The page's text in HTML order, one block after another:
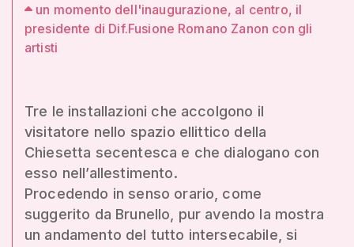
un momento dell'inaugurazione, al centro, il
presidente di Dif.Fusione Romano Zanon con gli
artisti
Tre le installazioni che accolgono il
visitatore nello spazio ellittico della
Chiesetta secentesca e che dialogano con
esso nell’allestimento.
Procedendo in senso orario, come
suggerito da Brunello, pur avendo la mostra
un andamento del tutto intersecabile, si